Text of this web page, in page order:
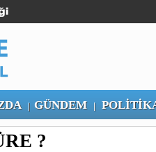
| GÜNDEM|
?